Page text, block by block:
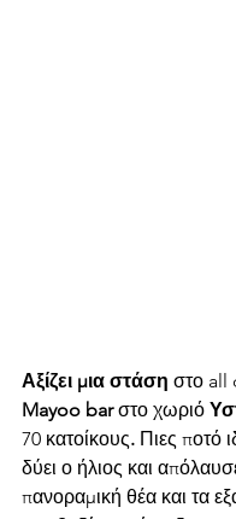
Αξίζει μια στάση στο all
Mayoo bar στο χωριό
70 κατοίκους. Πιες ποτό
δύει ο ήλιος και
πανοραμική θέα και τα